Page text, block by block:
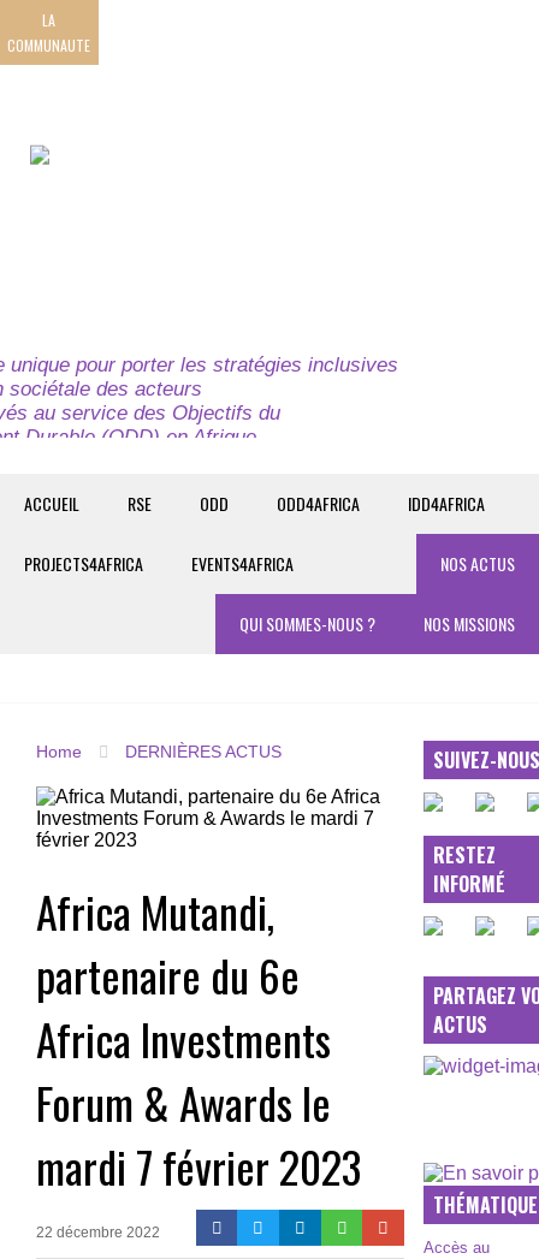
LA
COMMUNAUTE
unique pour porter les stratégies inclusives
sociétale des acteurs
au service des Objectifs du
Durable (ODD) en Afrique.
ACCUEIL RSE ODD ODD4AFRICA IDD4AFRICA
PROJECTS4AFRICA EVENTS4AFRICA NOS ACTUS
NOS MISSIONS
QUI SOMMES-NOUS ?
Home DERNIÈRES ACTUS
Africa Mutandi,
partenaire du 6e
Africa Investments
Forum & Awards le
mardi 7 février 2023
22 décembre 2022
SUIVEZ-
RESTEZ
INFORMÉ
PARTAGEZ
ACTUS
Accès au